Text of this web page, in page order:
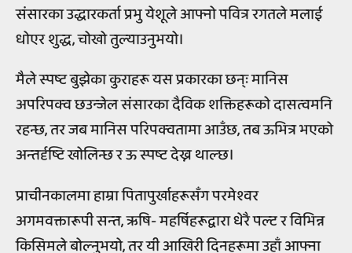
संसारका उद्धारकर्ता प्रभु येशूले आफ्नो पवित्र रगतले मलाई
धोएर शुद्ध, चोखो तुल्याउनुभयो।
मैले स्पष्ट बुझेका कुराहरू यस प्रकारका छन्ः मानिस
अपरिपक्व छउन्जेल संसारका दैविक शक्तिहरूको दासत्वमनि
रहन्छ, तर जब मानिस परिपक्वतामा आउँछ, तब ऊभित्र भएको
अन्तर्दृष्टि खोलिन्छ र ऊ स्पष्ट देख्न थाल्छ।
प्राचीनकालमा हाम्रा पितापुर्खाहरूसँग परमेश्वर
अगमवक्तारूपी सन्त, ऋषि- महर्षिहरूद्वारा धेरै पल्ट र विभिन्न
किसिमले बोल्नुभयो, तर यी आखिरी दिनहरूमा उहाँ आफ्ना